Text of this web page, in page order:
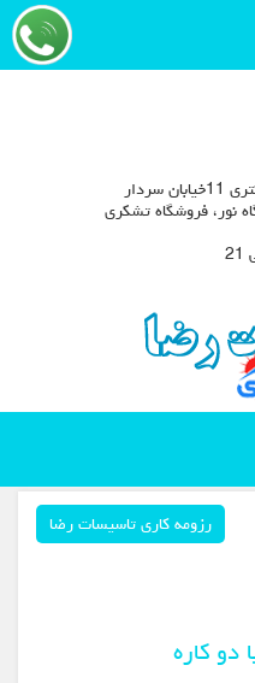
کرج - خیابان بهشتی روبروی کلانتری 11خیابان سردار
نور، فروشگاه تشکری
رزومه کاری تاسیسات رضا
دو کاره